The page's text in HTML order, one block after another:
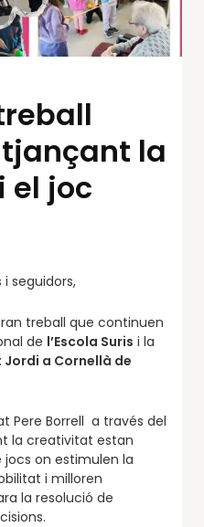
la
el joc
seguidors,
treball que continuen
de l’Escola Suris i la
a Cornellà de
Pere Borrell a través del
la creativitat estan
on estimulen la
i milloren
la resolució de